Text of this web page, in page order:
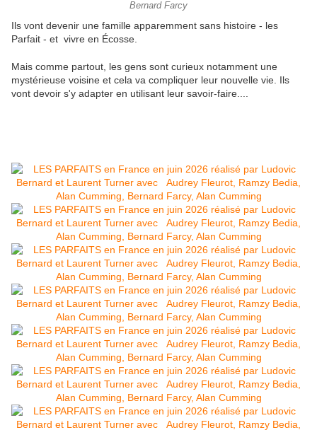
Bernard Farcy
Ils vont devenir une famille apparemment sans histoire - les
Parfait - et vivre en Écosse.
Mais comme partout, les gens sont curieux notamment une
mystérieuse voisine et cela va compliquer leur nouvelle vie. Ils
vont devoir s'y adapter en utilisant leur savoir-faire....